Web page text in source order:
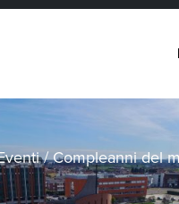
/Compleanni del